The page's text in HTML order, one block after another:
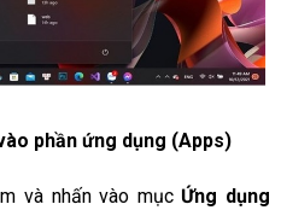
phần ứng dụng (Apps)
và nhấn vào mục Ứng dụng